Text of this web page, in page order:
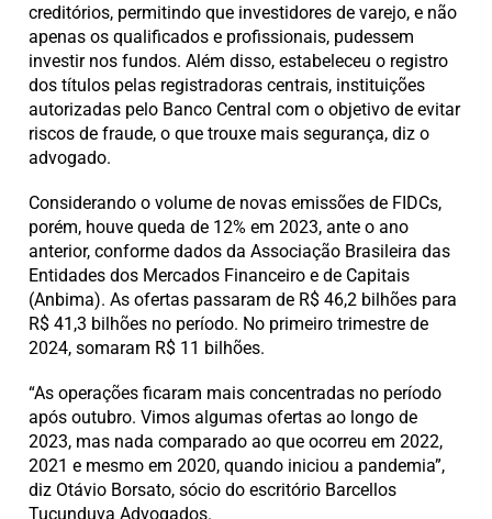
creditórios, permitindo que investidores de varejo, e não
apenas os qualificados e profissionais, pudessem
investir nos fundos. Além disso, estabeleceu o registro
dos títulos pelas registradoras centrais, instituições
autorizadas pelo Banco Central com o objetivo de evitar
riscos de fraude, o que trouxe mais segurança, diz o
advogado.
Considerando o volume de novas emissões de FIDCs,
porém, houve queda de 12% em 2023, ante o ano
anterior, conforme dados da Associação Brasileira das
Entidades dos Mercados Financeiro e de Capitais
(Anbima). As ofertas passaram de R$ 46,2 bilhões para
R$ 41,3 bilhões no período. No primeiro trimestre de
2024, somaram R$ 11 bilhões.
“As operações ficaram mais concentradas no período
após outubro. Vimos algumas ofertas ao longo de
2023, mas nada comparado ao que ocorreu em 2022,
2021 e mesmo em 2020, quando iniciou a pandemia”,
diz Otávio Borsato, sócio do escritório Barcellos
Tucunduva Advogados.